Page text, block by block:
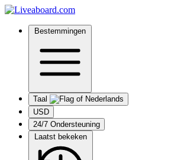
Bestemmingen
Taal
USD
24/7 Ondersteuning
Laatst bekeken